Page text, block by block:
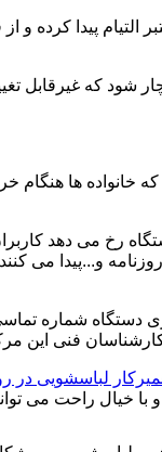
پیدا کرده
شود که غیرقابل
ها هنگام
رخ می دهد
و...پیدا
دستگاه شماره
فنی این
لباسشویی
خیال راحت می